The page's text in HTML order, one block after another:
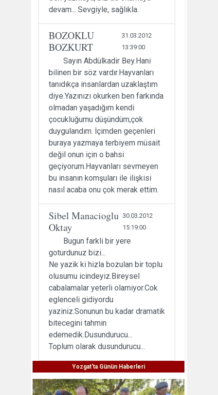
devam... Sevgiyle, sağlıkla.
BOZOKLU
BOZKURT
31.03.2012
13:39:00
Sayın Abdülkadir Bey.Hani
bilinen bir söz vardır.Hayvanları
tanıdıkça insanlardan uzaklaştım
diye.Yazınızı okurken ben farkında
olmadan yaşadığım kendi
çocukluğumu düşündüm,çok
duygulandım. İçimden geçenleri
buraya yazmaya terbiyem müsait
değil onun için o bahsi
geçiyorum.Hayvanları sevmeyen
bu insanın komşuları ile ilişkisi
nasıl acaba onu çok merak ettim.
Sibel Manacioglu
Oktay
30.03.2012
15:19:00
Bugun farkli bir yere
goturdunuz bizi...
Ne yazik ki hizla bozulan bir toplu
olusumu icindeyiz.Bireysel
cabalamalar yeterli olamiyor.Cok
eglenceli gidiyordu
yaziniz.Sonunun bu kadar dramatik
bitecegini tahmin
edemedik.Dusundurucu...
Toplum olarak dusundurucu...
Yozgat'ta Günün Haberleri